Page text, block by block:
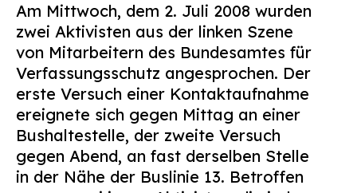
Am Mittwoch, dem 2. Juli 2008 wurden
zwei Aktivisten aus der linken Szene
von Mitarbeitern des Bundesamtes für
Verfassungsschutz angesprochen. Der
erste Versuch einer Kontaktaufnahme
ereignete sich gegen Mittag an einer
Bushaltestelle, der zweite Versuch
gegen Abend, an fast derselben Stelle
in der Nähe der Buslinie 13. Betroffen